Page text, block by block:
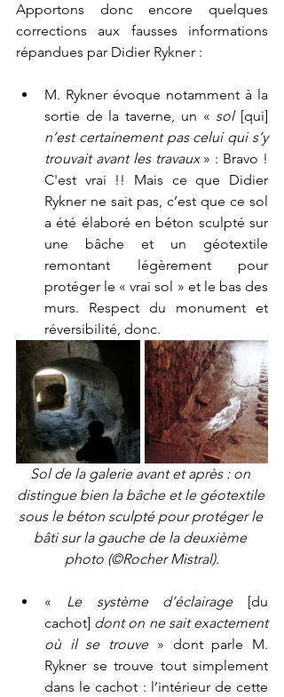
Apportons donc encore quelques
corrections aux fausses informations
répandues par Didier Rykner :
M. Rykner évoque notamment à la
sortie de la taverne, un « sol [qui]
n’est certainement pas celui qui s’y
trouvait avant les travaux » : Bravo !
C'est vrai !! Mais ce que Didier
Rykner ne sait pas, c’est que ce sol
a été élaboré en béton sculpté sur
une bâche et un géotextile
remontant légèrement pour
protéger le « vrai sol » et le bas des
murs. Respect du monument et
réversibilité, donc.
Sol de la galerie avant et après : on
distingue bien la bâche et le géotextile
sous le béton sculpté pour protéger le
bâti sur la gauche de la deuxième
photo (©Rocher Mistral).
« Le système d’éclairage [du
cachot] dont on ne sait exactement
où il se trouve » dont parle M.
Rykner se trouve tout simplement
dans le cachot : l’intérieur de cette